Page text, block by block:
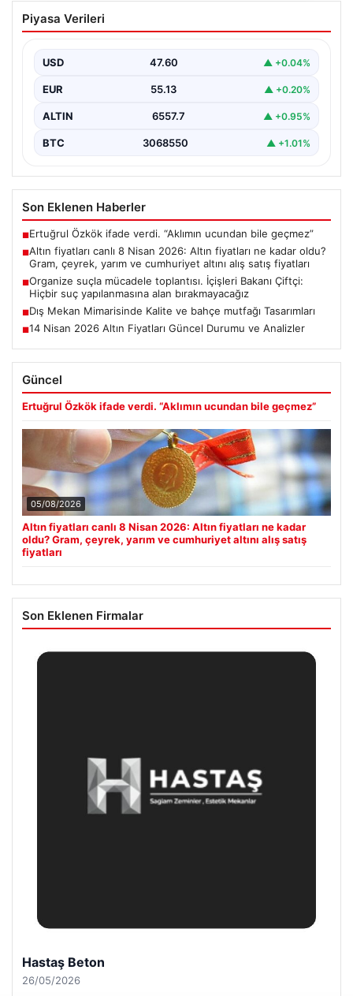
Altın fiyatları canlı 8 Nisan 2026: Altın
fiyatları ne kadar oldu? Gram, çeyrek,
fiyatları
Piyasa Verileri
USD 47.60 ▲ +0.04%
EUR 55.13 ▲ +0.20%
ALTIN 6557.7 ▲ +0.95%
BTC 3068550 ▲ +1.01%
Son Eklenen Haberler
■Ertuğrul Özkök ifade verdi. “Aklımın ucundan bile geçmez”
■Altın fiyatları canlı 8 Nisan 2026: Altın fiyatları ne kadar oldu?
Gram, çeyrek, yarım ve cumhuriyet altını alış satış fiyatları
■Organize suçla mücadele toplantısı. İçişleri Bakanı Çiftçi:
Hiçbir suç yapılanmasına alan bırakmayacağız
■Dış Mekan Mimarisinde Kalite ve bahçe mutfağı Tasarımları
■14 Nisan 2026 Altın Fiyatları Güncel Durumu ve Analizler
Güncel
Ertuğrul Özkök ifade verdi. “Aklımın ucundan bile geçmez”
05/08/2026
Altın fiyatları canlı 8 Nisan 2026: Altın fiyatları ne kadar
oldu? Gram, çeyrek, yarım ve cumhuriyet altını alış satış
fiyatları
Son Eklenen Firmalar
Hastaş Beton
26/05/2026